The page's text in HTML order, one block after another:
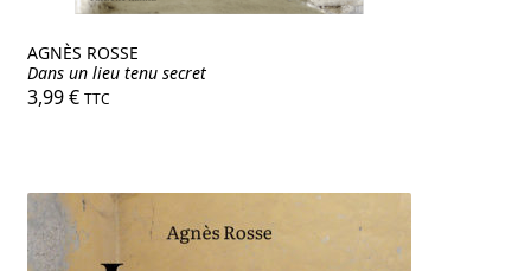
AGNÈS ROSSE
Dans un lieu tenu secret
3,99€ TTC